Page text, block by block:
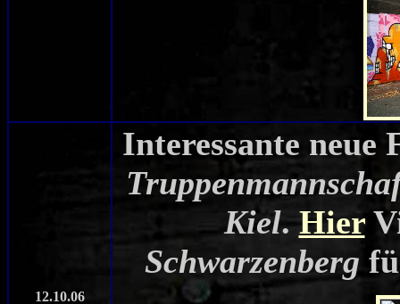
12.10.06
Interessante neue
Kiel.Hier
Schwarzenberg